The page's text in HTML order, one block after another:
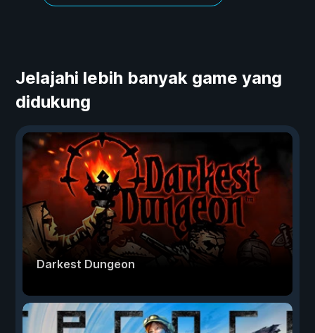
Jelajahi lebih banyak game yang
didukung
Darkest Dungeon